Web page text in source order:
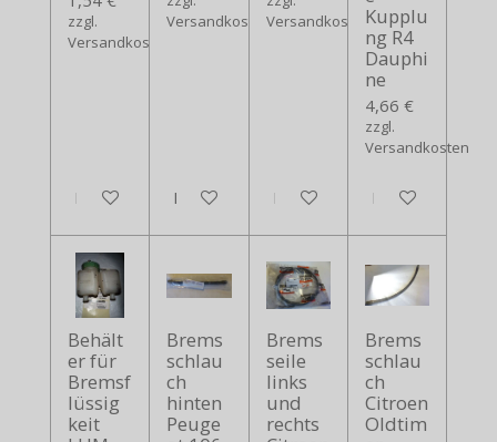
zzgl.
Versandkosten
In den Warenkorb
Versandkosten
In den Warenkorb
Versandkosten
In den Warenkorb
Kupplu
ng R4
Dauphi
ne
4,66 €
zzgl.
Versandkosten
In den
Behält
er für
Bremsf
lüssig
keit
Brems
schlau
ch
hinten
Peuge
Brems
seile
links
und
rechts
Brems
schlau
ch
Citroen
Oldtim